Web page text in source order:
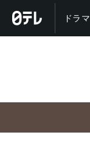
ドラマ